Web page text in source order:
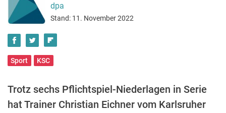
dpa
Stand: 11. November 2022
Sport KSC
Trotz sechs Pflichtspiel-Niederlagen in Serie
hat Trainer Christian Eichner vom Karlsruher